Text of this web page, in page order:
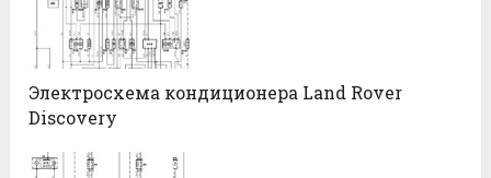
Электросхема кондиционера Land Rover
Discovery